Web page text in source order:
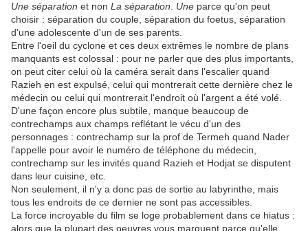
Une séparation et non La séparation Une parce qu'on peut
choisir : séparation du couple, séparation du foetus, séparation
d'une adolescente d'un de ses parents.
Entre l'oeil du cyclone et ces deux extrêmes le nombre de plans
manquants est colossal : pour ne parler que des plus importants,
on peut citer celui où la caméra serait dans l'escalier quand
Razieh en est expulsé, celui qui montrerait cette dernière chez le
médecin ou celui qui montrerait l'endroit où l'argent a été volé.
D'une façon encore plus subtile, manque beaucoup de
contrechamps aux champs reflétant le vécu d'un des
personnages : contrechamp sur la prof de Termeh quand Nader
l'appelle pour avoir le numéro de téléphone du médecin,
contrechamp sur les invités quand Razieh et Hodjat se disputent
dans leur cuisine, etc.
Non seulement, il n'y a donc pas de sortie au labyrinthe, mais
tous les endroits de ce dernier ne sont pas accessibles.
La force incroyable du film se loge probablement dans ce hiatus :
alors que la plupart des oeuvres vous marquent parce qu'elle